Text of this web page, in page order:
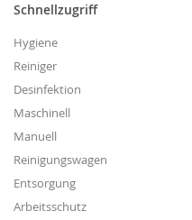
Schnellzugriff
Hygiene
Reiniger
Desinfektion
Maschinell
Manuell
Reinigungswagen
Entsorgung
Arbeitsschutz